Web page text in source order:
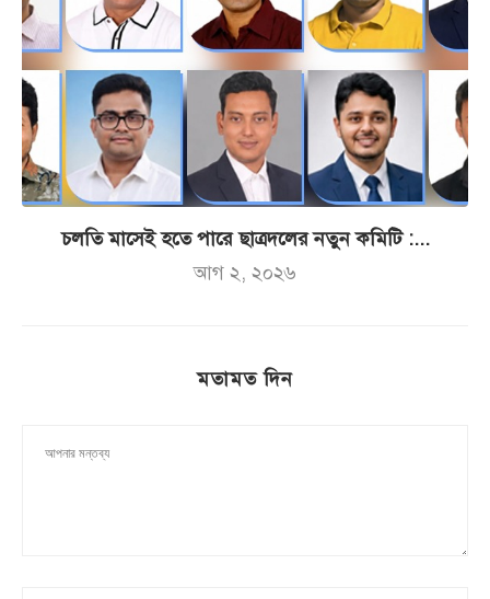
চলতি মাসেই হতে পারে ছাত্রদলের নতুন কমিটি :...
আগ ২, ২০২৬
মতামত দিন